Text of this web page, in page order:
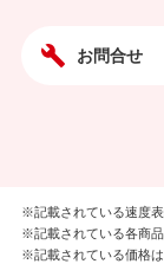
お問合せ
※記載されている速度表
※記載されている各商品
※記載されている価格は